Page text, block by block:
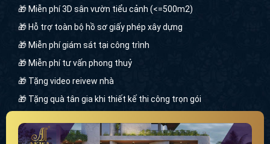
🎁 Miễn phí 3D sân vườn tiểu cảnh (<=500m2)
🎁 Hỗ trợ toàn bộ hồ sơ giấy phép xây dựng
🎁 Miễn phí giám sát tại công trình
🎁 Miễn phí tư vấn phong thuỷ
🎁 Tặng video reivew nhà
🎁 Tặng quà tân gia khi thiết kế thi công trọn gói